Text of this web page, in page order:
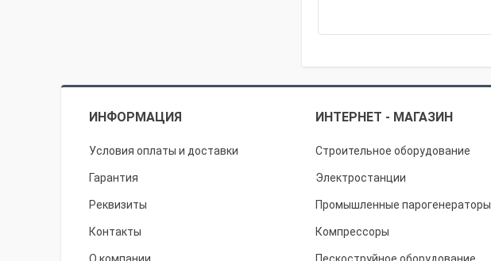
ИНФОРМАЦИЯ ИНТЕРНЕТ - МАГАЗИН
Условия оплаты и доставки
Гарантия
Реквизиты
Контакты
Строительное оборудование
Электростанции
Промышленные парогенераторы
Компрессоры